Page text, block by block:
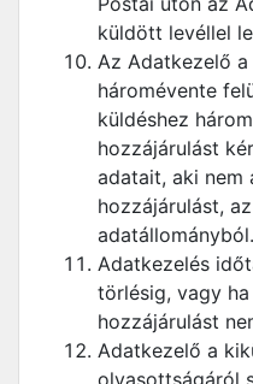
küldött levéllel
Az Adatkezelő
háromévente
küldéshez
hozzájárulást
adatait, aki nem
hozzájárulást,
adatállományból.
Adatkezelés
törlésig, vagy
hozzájárulást
Adatkezelő a
olvasottságáról